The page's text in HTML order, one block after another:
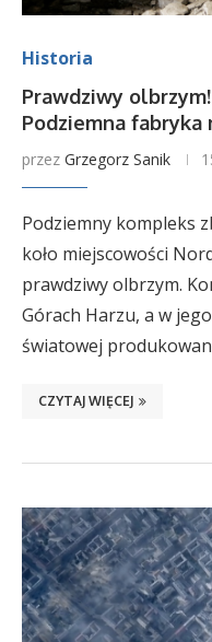
Historia
Prawdziwy
Podziemna fabryka
przez Grzegorz Sanik
Podziemny kompleks
koło miejscowości
prawdziwy olbrzym.
Górach Harzu, a w
światowej
CZYTAJ WIĘCEJ